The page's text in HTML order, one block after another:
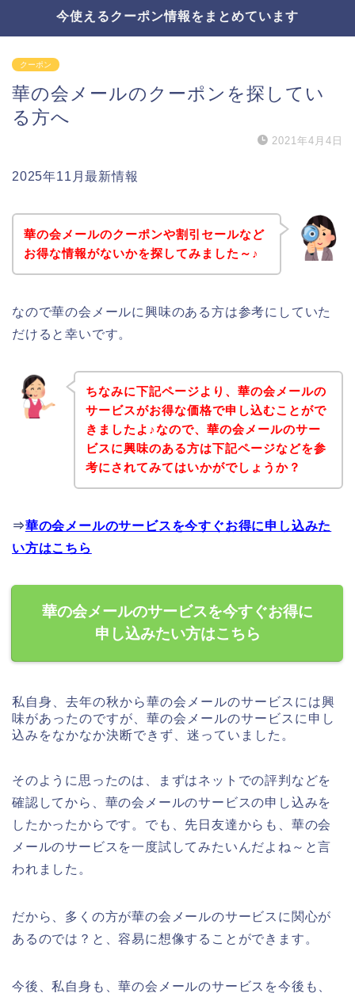
今使えるクーポン情報をまとめています
クーポン
華の会メールのクーポンを探してい
る方へ
2021年4月4日
2025年11月最新情報
華の会メールのクーポンや割引セールなど
お得な情報がないかを探してみました～♪
なので華の会メールに興味のある方は参考にしていた
だけると幸いです。
ちなみに下記ページより、華の会メールの
サービスがお得な価格で申し込むことがで
きましたよ♪なので、華の会メールのサー
ビスに興味のある方は下記ページなどを参
考にされてみてはいかがでしょうか？
⇒華の会メールのサービスを今すぐお得に申し込みた
い方はこちら
華の会メールのサービスを今すぐお得に
申し込みたい方はこちら
私自身、去年の秋から華の会メールのサービスには興
味があったのですが、華の会メールのサービスに申し
込みをなかなか決断できず、迷っていました。
そのように思ったのは、まずはネットでの評判などを
確認してから、華の会メールのサービスの申し込みを
したかったからです。でも、先日友達からも、華の会
メールのサービスを一度試してみたいんだよね～と言
われました。
だから、多くの方が華の会メールのサービスに関心が
あるのでは？と、容易に想像することができます。
今後、私自身も、華の会メールのサービスを今後も、